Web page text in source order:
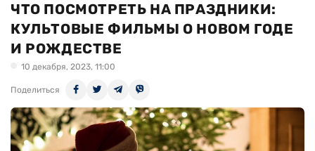
ЧТО ПОСМОТРЕТЬ НА ПРАЗДНИКИ:
КУЛЬТОВЫЕ ФИЛЬМЫ О НОВОМ ГОДЕ
И РОЖДЕСТВЕ
10 декабря, 2023, 11:00
Поделиться